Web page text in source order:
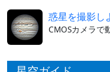
惑星を撮影し
CMOSカメラで